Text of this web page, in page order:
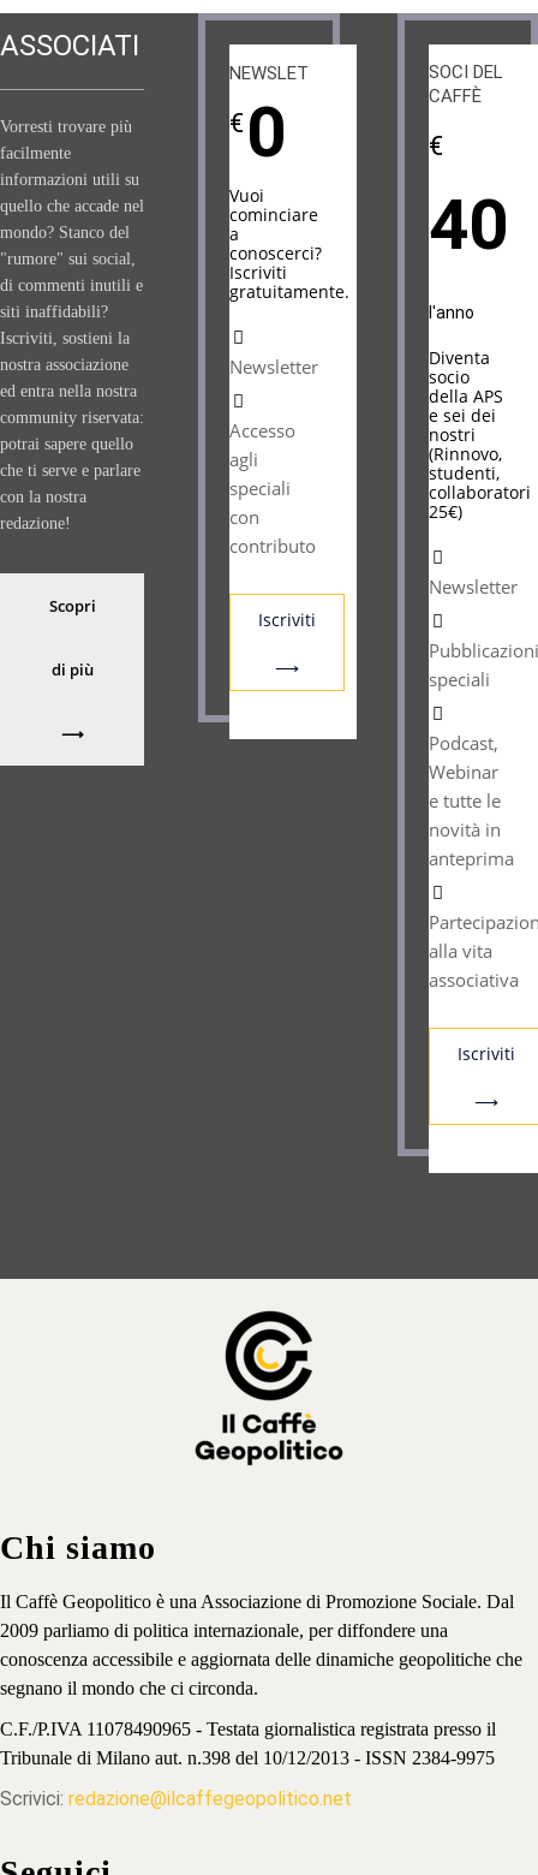
ASSOCIATI
Vorresti trovare più
facilmente
informazioni utili su
quello che accade nel
mondo? Stanco del
"rumore" sui social,
di commenti inutili e
siti inaffidabili?
Iscriviti, sostieni la
nostra associazione
ed entra nella nostra
community riservata:
potrai sapere quello
che ti serve e parlare
con la nostra
redazione!
Scopri
di più
⟶
NEWSLETTER
€ 0
Vuoi
cominciare
a
conoscerci?
Iscriviti
gratuitamente.
Newsletter
Accesso
agli
speciali
con
contributo
Iscriviti
⟶
SOCI DEL
CAFFÈ
€
40
l'anno
Diventa
socio
della APS
e sei dei
nostri
(Rinnovo,
studenti,
collaboratori
25€)
Newsletter
Pubblicazioni
speciali
Podcast,
Webinar
e tutte le
novità in
anteprima
alla vita
associativa
Iscriviti
⟶
Chi siamo
Il Caffè Geopolitico è una Associazione di Promozione Sociale. Dal
2009 parliamo di politica internazionale, per diffondere una
conoscenza accessibile e aggiornata delle dinamiche geopolitiche che
segnano il mondo che ci circonda.
C.F./P.IVA 11078490965 - Testata giornalistica registrata presso il
Tribunale di Milano aut. n.398 del 10/12/2013 - ISSN 2384-9975
Scrivici: redazione@ilcaffegeopolitico.net